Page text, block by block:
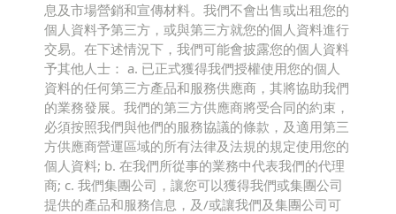
息及市場營銷和宣傳材料。我們不會出售或出租您的
個人資料予第三方，或與第三方就您的個人資料進行
交易。在下述情況下，我們可能會披露您的個人資料
予其他人士： a. 已正式獲得我們授權使用您的個人
資料的任何第三方產品和服務供應商，其將協助我們
的業務發展。我們的第三方供應商將受合同的約束，
必須按照我們與他們的服務協議的條款，及適用第三
方供應商營運區域的所有法律及法規的規定使用您的
個人資料; b. 在我們所從事的業務中代表我們的代理
商; c. 我們集團公司，讓您可以獲得我們或集團公司
提供的產品和服務信息，及/或讓我們及集團公司可